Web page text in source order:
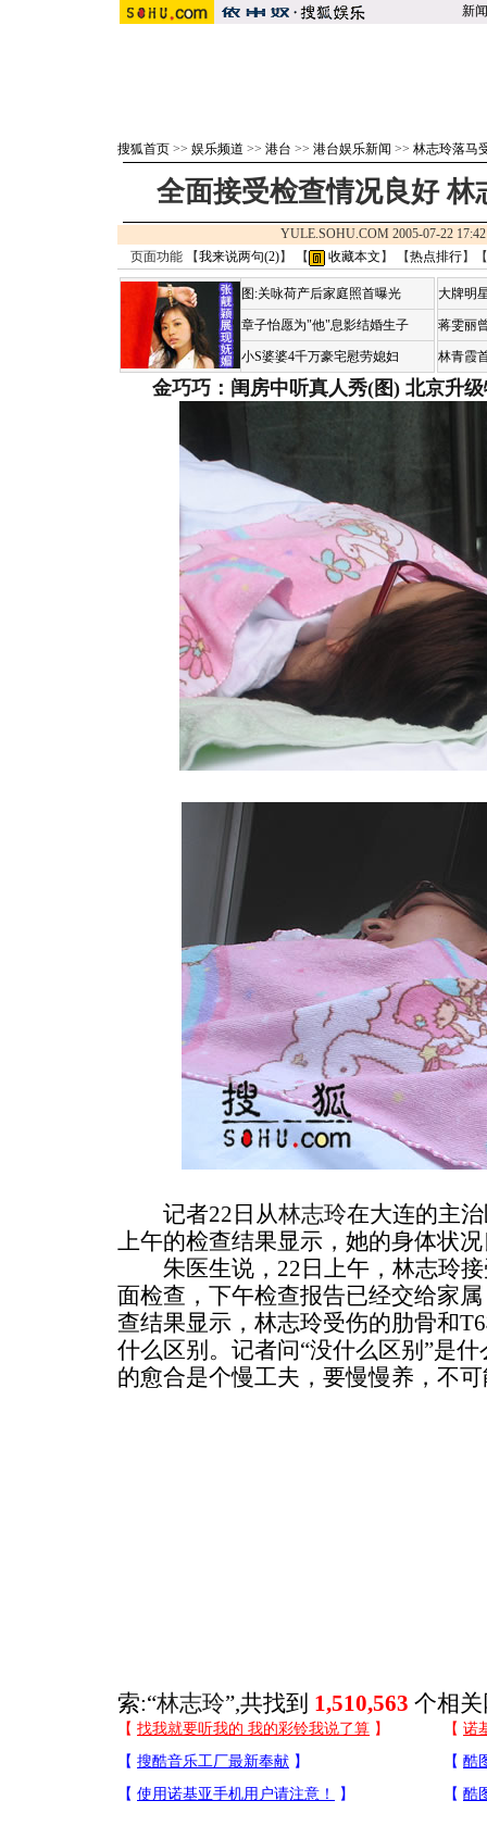
新闻
搜狐首页 >> 娱乐频道 >> 港台 >> 港台娱乐新闻 >> 林志玲落马
全面接受检查情况良好 林
YULE.SOHU.COM 2005-07-22
页面功能 【我来说两句(2)】 【 收藏本文 】 【热点排行】【
图:关咏荷产后家庭照首曝光
章子怡愿为"他"息影结婚生子
小S婆婆4千万豪宅慰劳媳妇
大牌明
蒋雯丽
林青霞
金巧巧：闺房中听真人秀(图) 北京升
记者22日从林志玲在大连的主
上午的检查结果显示，她的身体状
朱医生说，22日上午，林志玲接
面检查，下午检查报告已经交给家
查结果显示，林志玲受伤的肋骨和
什么区别。记者问“没什么区别”是
的愈合是个慢工夫，要慢慢养，不
索:“林志玲”,共找到 1,510,563 个相